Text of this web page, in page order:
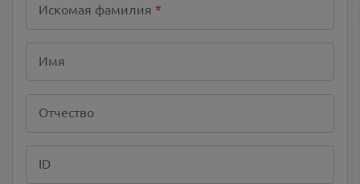
Искомая фамилия *
Имя
Отчество
ID